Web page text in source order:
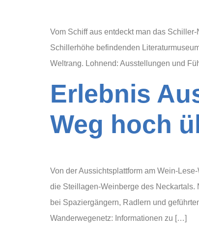
Vom Schiff aus entdeckt man das
Schillerhöhe befindenden
Weltrang. Lohnend: Ausstellungen und
Erlebnis
Weg hoch
Von der Aussichtsplattform am Wein-
die Steillagen-Weinberge des Neckartals.
bei Spaziergängern, Radlern und
Wanderwegenetz: Informationen zu […]